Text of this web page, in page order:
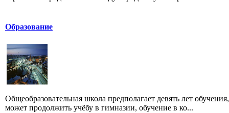
Образование
Общеобразовательная школа предполагает девять лет
может продолжить учёбу в гимназии, обучение в ко...